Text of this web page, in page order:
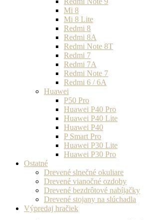
Mi 8
Mi 8 Lite
Redmi 8
Redmi 8A
Redmi Note 8T
Redmi 7
Redmi 7A
Redmi Note 7
Redmi 6 / 6A
Huawei
P50 Pro
Huawei P40 Pro
Huawei P40 Lite
Huawei P40
P Smart Pro
Huawei P30 Lite
Huawei P30 Pro
Ostatné
Drevené slnečné okuliare
Drevené vianočné ozdoby
Drevené bezdrôtové nabíjačky
Drevené stojany na slúchadla
Výpredaj hračiek